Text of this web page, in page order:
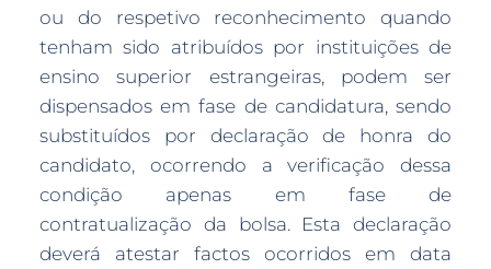
ou do respetivo reconhecimento quando
tenham sido atribuídos por instituições de
ensino superior estrangeiras, podem ser
dispensados em fase de candidatura, sendo
substituídos por declaração de honra do
candidato, ocorrendo a verificação dessa
condição apenas em fase de
contratualização da bolsa. Esta declaração
deverá atestar factos ocorridos em data